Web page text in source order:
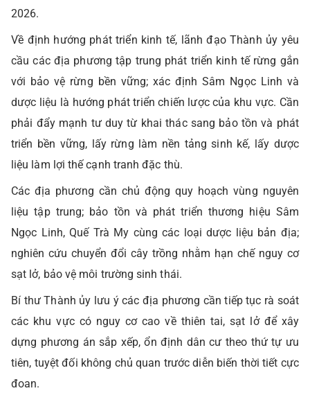
2026.
Về định hướng phát triển kinh tế, lãnh đạo Thành ủy yêu
cầu các địa phương tập trung phát triển kinh tế rừng gắn
với bảo vệ rừng bền vững; xác định Sâm Ngọc Linh và
dược liệu là hướng phát triển chiến lược của khu vực. Cần
phải đẩy mạnh tư duy từ khai thác sang bảo tồn và phát
triển bền vững, lấy rừng làm nền tảng sinh kế, lấy dược
liệu làm lợi thế cạnh tranh đặc thù.
Các địa phương cần chủ động quy hoạch vùng nguyên
liệu tập trung; bảo tồn và phát triển thương hiệu Sâm
Ngọc Linh, Quế Trà My cùng các loại dược liệu bản địa;
nghiên cứu chuyển đổi cây trồng nhằm hạn chế nguy cơ
sạt lở, bảo vệ môi trường sinh thái.
Bí thư Thành ủy lưu ý các địa phương cần tiếp tục rà soát
các khu vực có nguy cơ cao về thiên tai, sạt lở để xây
dựng phương án sắp xếp, ổn định dân cư theo thứ tự ưu
tiên, tuyệt đối không chủ quan trước diễn biến thời tiết cực
đoan.